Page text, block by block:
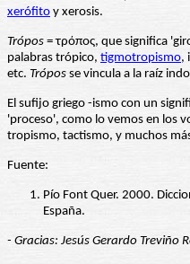
xerófito y xerosis.
Trópos = τρόπος, que significa
palabras trópico, tigmotropismo,
etc. Trópos se vincula a la raíz
El sufijo griego -ismo con un
'proceso', como lo vemos en los
tropismo, tactismo, y muchos
Fuente:
Pío Font Quer. 2000.
España.
- Gracias: Jesús Gerardo Treviño